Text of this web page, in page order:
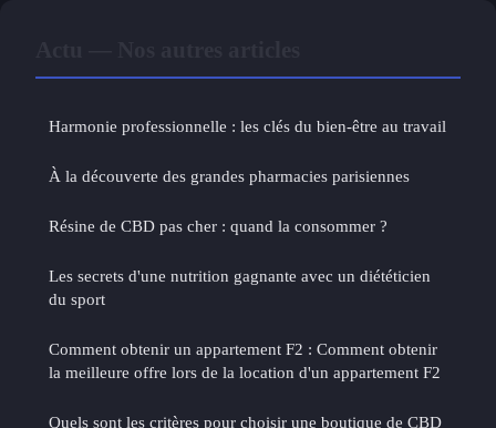
Harmonie professionnelle : les clés du bien-être au travail
À la découverte des grandes pharmacies parisiennes
Résine de CBD pas cher : quand la consommer ?
Les secrets d'une nutrition gagnante avec un diététicien
du sport
Comment obtenir un appartement F2 : Comment obtenir
la meilleure offre lors de la location d'un appartement F2
Quels sont les critères pour choisir une boutique de CBD